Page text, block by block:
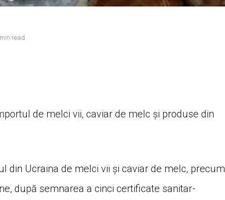
read
de melci vii, caviar de melc și produse din
din Ucraina de melci vii și caviar de melc, precum
după semnarea a cinci certificate sanitar-